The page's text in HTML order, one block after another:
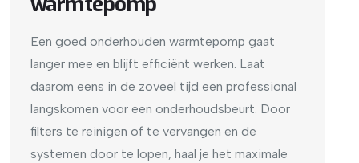
Een goed onderhouden warmtepomp gaat
langer mee en blijft efficiënt werken. Laat
daarom eens in de zoveel tijd een professional
langskomen voor een onderhoudsbeurt. Door
filters te reinigen of te vervangen en de
systemen door te lopen, haal je het maximale